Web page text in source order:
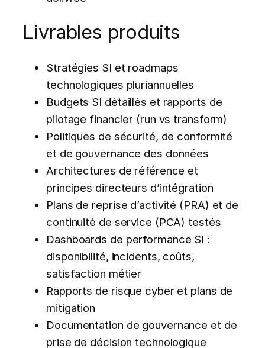
Livrables produits
Stratégies SI et roadmaps
technologiques pluriannuelles
Budgets SI détaillés et rapports de
pilotage financier (run vs transform)
Politiques de sécurité, de conformité
et de gouvernance des données
Architectures de référence et
principes directeurs d’intégration
Plans de reprise d’activité (PRA) et de
continuité de service (PCA) testés
Dashboards de performance SI :
disponibilité, incidents, coûts,
satisfaction métier
Rapports de risque cyber et plans de
mitigation
Documentation de gouvernance et de
prise de décision technologique